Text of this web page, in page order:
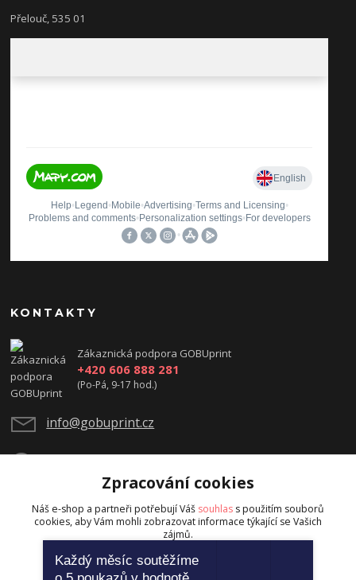
Přelouč, 535 01
KONTAKTY
Zákaznická podpora GOBUprint
+420 606 888 281
(Po-Pá, 9-17 hod.)
info@gobuprint.cz
Upravit sběr cookies.
Zpracování cookies
Náš e-shop a partneři potřebují Váš souhlas s použitím souborů
cookies, aby Vám mohli zobrazovat informace týkající se Vašich
zájmů.
Každý měsíc soutěžíme